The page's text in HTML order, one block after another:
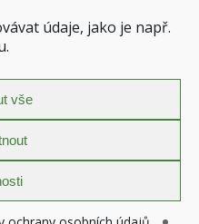
údaje, jako je např.
vše
Deblín